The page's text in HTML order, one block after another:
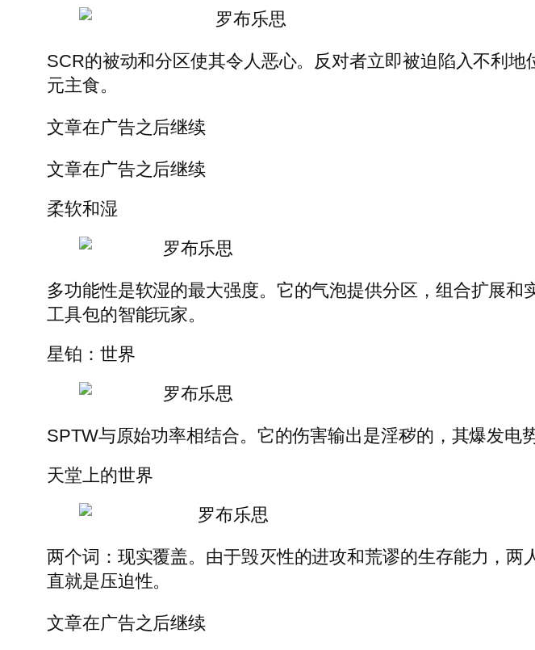
罗布乐思
SCR的被动和分区使其令人恶心。反对者立即被迫陷入不利
元主食。
文章在广告之后继续
文章在广告之后继续
柔软和湿
罗布乐思
多功能性是软湿的最大强度。它的气泡提供分区，组合扩展
工具包的智能玩家。
星铂：世界
罗布乐思
SPTW与原始功率相结合。它的伤害输出是淫秽的，其爆发电
天堂上的世界
罗布乐思
两个词：现实覆盖。由于毁灭性的进攻和荒谬的生存能力，
直就是压迫性。
文章在广告之后继续